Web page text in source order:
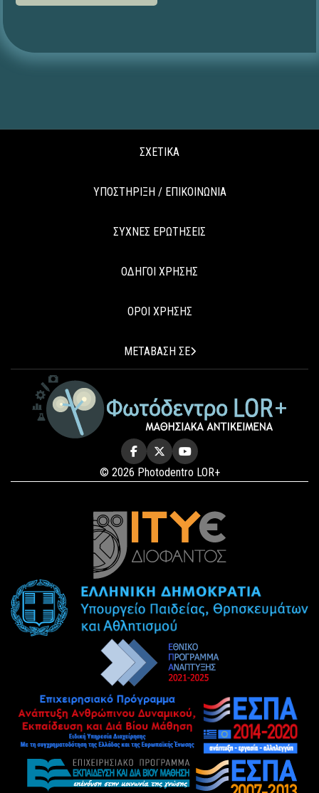
ΣΧΕΤΙΚΑ
ΥΠΟΣΤΗΡΙΞΗ / ΕΠΙΚΟΙΝΩΝΙΑ
ΣΥΧΝΕΣ ΕΡΩΤΗΣΕΙΣ
ΟΔΗΓΟΙ ΧΡΗΣΗΣ
ΟΡΟΙ ΧΡΗΣΗΣ
ΜΕΤΑΒΑΣΗ ΣΕ
© 2026 Photodentro LOR+